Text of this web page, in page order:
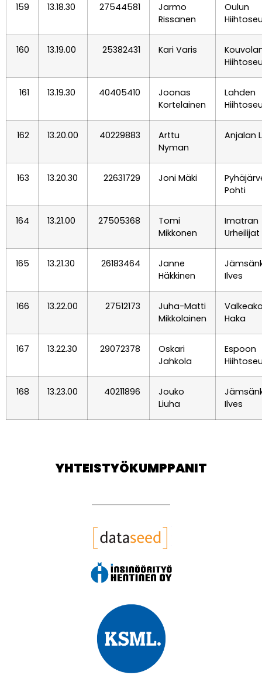
159 13.18.30 27544581
Jarmo
Rissanen
Oulun
160 13.19.00 25382431 Kari Varis
161 13.19.30 40405410
Joonas
Kortelainen
Lahden
162 13.20.00 40229883
Arttu
Nyman
Anjalan
163 13.20.30 22631729 Joni Mäki
Pohti
164 13.21.00 27505368
Tomi
Mikkonen
Imatran
Urheilijat
165 13.21.30 26183464
Janne
Häkkinen
Ilves
166 13.22.00 27512173
Juha-Matti
Mikkolainen
Haka
167 13.22.30 29072378
Oskari
Jahkola
Espoon
168 13.23.00 40211896
Jouko
Liuha
Ilves
YHTEISTYÖKUMPPANIT